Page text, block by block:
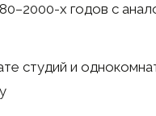
х годов с
студий и